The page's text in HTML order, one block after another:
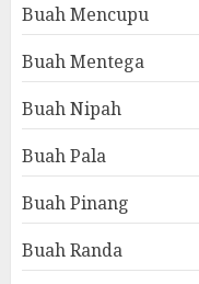
Buah Mencupu
Buah Mentega
Buah Nipah
Buah Pala
Buah Pinang
Buah Randa